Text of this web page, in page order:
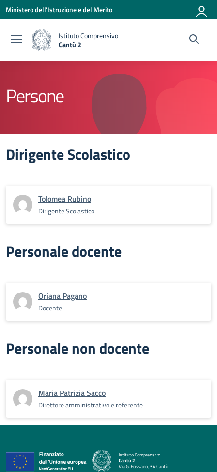
Vai ai contenuti
Vai al menu di navigazione
Vai al footer
Ministero dell'Istruzione e del Merito
Istituto Comprensivo
Cantù 2
Persone
Dirigente Scolastico
Tolomea Rubino
Dirigente Scolastico
Personale docente
Oriana Pagano
Docente
Personale non docente
Maria Patrizia Sacco
Direttore amministrativo e referente
Istituto Comprensivo
Cantù 2
Via G. Fossano, 34 Cantù